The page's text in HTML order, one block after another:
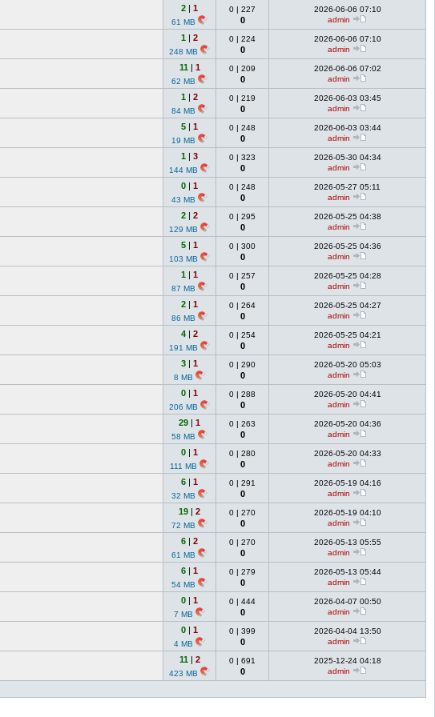
2 | 1
61 MB
0 | 227
0
2026-06-06 07:10
admin
1 | 2
248 MB
0 | 224
0
2026-06-06 07:10
admin
11| 1
62 MB
0 | 209
0
2026-06-06 07:02
admin
1 | 2
84 MB
0 | 219
0
2026-06-03 03:45
admin
5 | 1
19 MB
0 | 248
0
2026-06-03 03:44
admin
1 | 3
144 MB
0 | 323
0
2026-05-30 04:34
admin
0 | 1
43 MB
0 | 248
0
2026-05-27 05:11
admin
2 | 2
129 MB
0 | 295
0
2026-05-25 04:38
admin
5 | 1
103 MB
0 | 300
0
2026-05-25 04:36
admin
1 | 1
87 MB
0 | 257
0
2026-05-25 04:28
admin
2 | 1
86 MB
0 | 264
0
2026-05-25 04:27
admin
4 | 2
191 MB
0 | 254
0
2026-05-25 04:21
admin
3 | 1
8 MB
0 | 290
0
2026-05-20 05:03
admin
0 | 1
206 MB
0 | 288
0
2026-05-20 04:41
admin
29 | 1
58 MB
0 | 263
0
2026-05-20 04:36
admin
0 | 1
111 MB
0 | 280
0
2026-05-20 04:33
admin
6 | 1
32 MB
0 | 291
0
2026-05-19 04:16
admin
19 | 2
72 MB
0 | 270
0
2026-05-19 04:10
admin
6 | 2
61 MB
0 | 270
0
2026-05-13 05:55
admin
6 | 1
54 MB
0 | 279
0
2026-05-13 05:44
admin
0 | 1
7 MB
0 | 444
0
2026-04-07 00:50
admin
0 | 1
4 MB
0 | 399
0
2026-04-04 13:50
admin
11| 2
423 MB
0 | 691
0
2025-12-24 04:18
admin